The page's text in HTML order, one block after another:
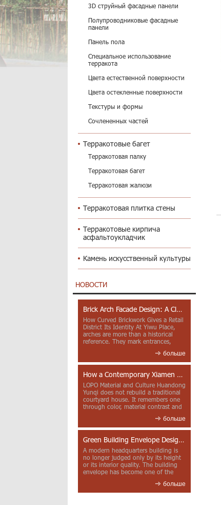
3D струйный фасадные панели
Полупроводниковые фасадные
панели
Панель пола
Специальное использование
терракота
Цвета естественной поверхности
Цвета остекленные поверхности
Текстуры и формы
Сочлененных частей
Терракотовые багет
Терракотовая палку
Терракотовая багет
Терракотовая жалюзи
Терракотовая плитка стены
Терракотовые кирпича
асфальтоукладчик
Камень искусственный культуры
НОВОСТИ
Brick Arch Facade Design: A Closer Look at Yiwu Place
How Curved Brickwork Gives a Retail
District Its Identity At Yiwu Place,
arches are more than a historical
reference. They mark entrances,
больше
How a Contemporary Xiamen Project Reframes Minnan Red Brick
LOPO Material and Culture Huandong
Yunqi does not rebuild a traditional
courtyard house. It remembers one
through color, material contrast and
больше
Green Building Envelope Design: Clay Sunscreen Fins for Modern Headquarters Architecture
A modern headquarters building is
no longer judged only by its height
or its interior quality. The building
envelope has become one of the
больше